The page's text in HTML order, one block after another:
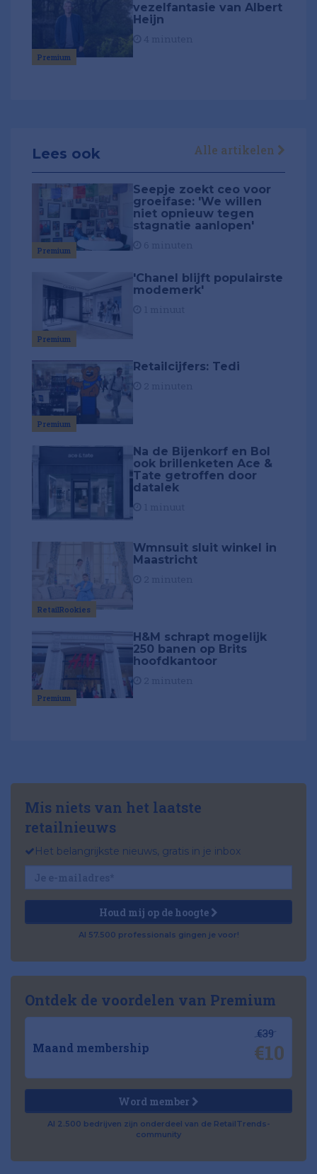
Premium
vezelfantasie van Albert
Heijn
Lees ook Alle artikelen
Premium
Seepje zoekt ceo voor
groeifase: 'We willen
niet opnieuw tegen
stagnatie aanlopen'
Premium
'Chanel blijft populairste
modemerk'
Premium
Retailcijfers: Tedi
Na de Bijenkorf en Bol
ook brillenketen Ace &
Tate getroffen door
datalek
RetailRookies
Wmnsuit sluit winkel in
Maastricht
Premium
H&M schrapt mogelijk
250 banen op Brits
hoofdkantoor
Mis niets van het laatste
retailnieuws
Het belangrijkste nieuws, gratis in je inbox
Houd mij op de hoogte
Al 57.500 professionals gingen je voor!
Ontdek de voordelen van Premium
Maand membership
€39
€10
Word member
Al 2.500 bedrijven zijn onderdeel van de RetailTrends-
community